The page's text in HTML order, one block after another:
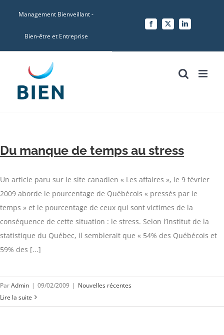
Management Bienveillant -
Bien-être et Entreprise
Facebook
X LinkedIn
Du manque de temps au stress
Un article paru sur le site canadien « Les affaires », le 9 février
2009 aborde le pourcentage de Québécois « pressés par le
temps » et le pourcentage de ceux qui sont victimes de la
conséquence de cette situation : le stress. Selon l’Institut de la
statistique du Québec, il semblerait que « 54% des Québécois et
59% des [...]
ParAdmin | 09/02/2009 | Nouvelles récentes
Lire la suite